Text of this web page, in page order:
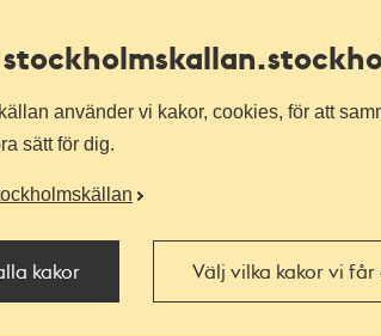
använder vi kakor, cookies, för att
sätt för dig.
kakor Välj vilka kakor vi får